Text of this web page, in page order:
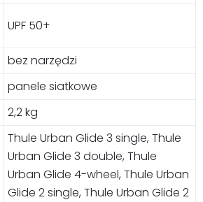
UPF 50+
bez narzędzi
panele siatkowe
2,2 kg
Thule Urban Glide 3 single, Thule
Urban Glide 3 double, Thule
Urban Glide 4-wheel, Thule Urban
Glide 2 single, Thule Urban Glide 2